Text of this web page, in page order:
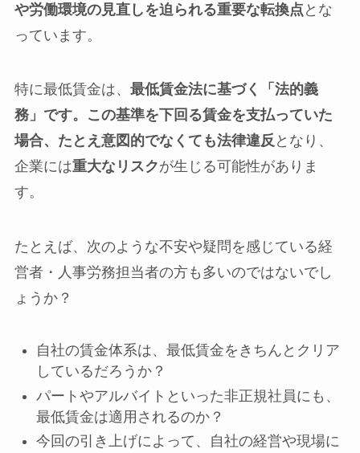
や労働環境の見直しを迫られる重要な転換点 とな
っています。
特に最低賃金は、 最低賃金法に基づく「法的義
務」です。この基準を下回る賃金を支払っていた
場合、たとえ意図的でなくても法律違反 となり、
企業には重大なリスクが生じる可能性がありま
す。
たとえば、次のような不安や疑問を感じている経
営者・人事労務担当者の方も多いのではないでし
ょうか？
自社の賃金体系は、最低賃金をきちんとクリア
しているだろうか？
パートやアルバイトといった非正規社員にも、
最低賃金は適用されるのか？
今回の引き上げによって、自社の経営や現場に